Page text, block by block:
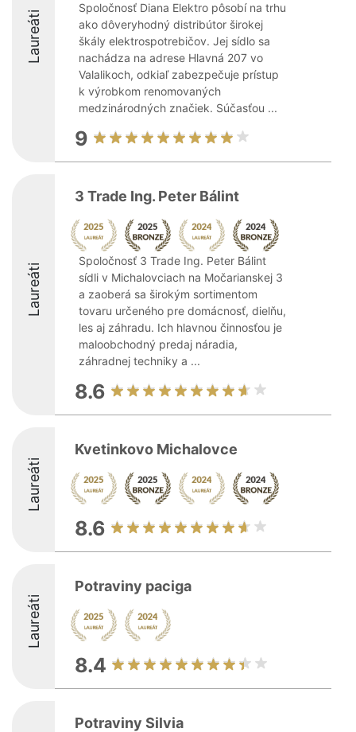
Laureáti
Spoločnosť Diana Elektro pôsobí na trhu
ako dôveryhodný distribútor širokej
škály elektrospotrebičov. Jej sídlo sa
nachádza na adrese Hlavná 207 vo
Valalikoch, odkiaľ zabezpečuje prístup
k výrobkom renomovaných
medzinárodných značiek. Súčasťou ...
9
Laureáti
3 Trade Ing. Peter Bálint
Spoločnosť 3 Trade Ing. Peter Bálint
sídli v Michalovciach na Močarianskej 3
a zaoberá sa širokým sortimentom
tovaru určeného pre domácnosť, dielňu,
les aj záhradu. Ich hlavnou činnosťou je
maloobchodný predaj náradia,
záhradnej techniky a ...
8.6
Laureáti
Kvetinkovo Michalovce
8.6
Laureáti
Potraviny paciga
8.4
Potraviny Silvia